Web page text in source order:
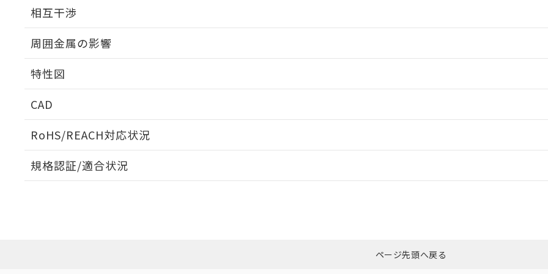
相互干渉
周囲金属の影響
特性図
CAD
RoHS/REACH対応状況
EU RoHS 注意事項・凡例
ダウンロードはこちら
規格認証/適合状況
ページ先頭へ戻る